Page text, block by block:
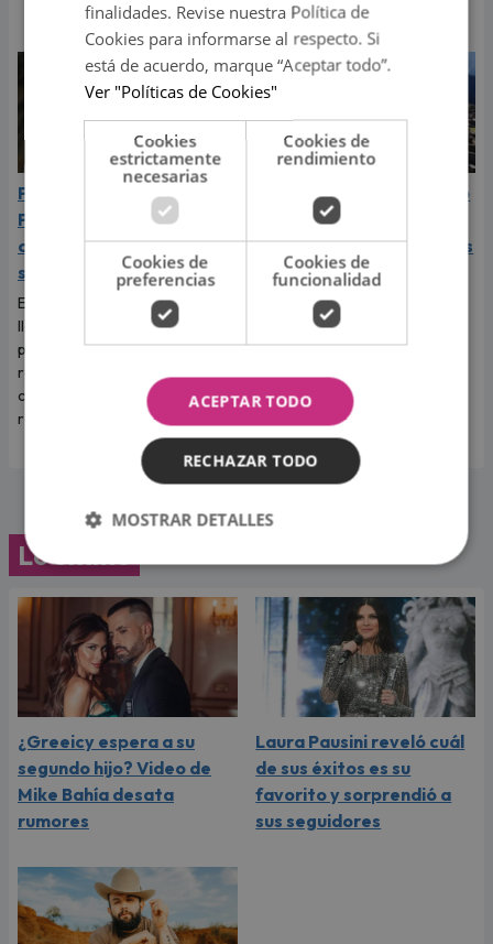
Yaco Eskenazi.
Papa León XIV visitará
Perú en noviembre 2026:
cuándo llegará y cuál es
su recorrido
El líder de la Iglesia católica
llegará en noviembre de 2026
para compartir actividades
religiosas y encuentros con
comunidades de distintas
regiones.
Feriados de agosto 2026
en Perú: ¿cuáles son los
días libres y no laborables
de este mes?
Muchas personas están
pendientes de los próximos
días de descanso para
organizar planes y compartir
momentos especiales con sus
familiares y seres queridos.
Lo último
¿Greeicy espera a su
segundo hijo? Video de
Mike Bahía desata
rumores
Laura Pausini reveló cuál
de sus éxitos es su
favorito y sorprendió a
sus seguidores
finalidades. Revise nuestra Política de
Cookies para informarse al respecto. Si
está de acuerdo, marque “Aceptar todo”.
Ver "Políticas de Cookies"
Cookies
estrictamente
necesarias
Cookies de
rendimiento
Cookies de
preferencias
Cookies de
funcionalidad
ACEPTAR TODO
RECHAZAR TODO
MOSTRAR DETALLES